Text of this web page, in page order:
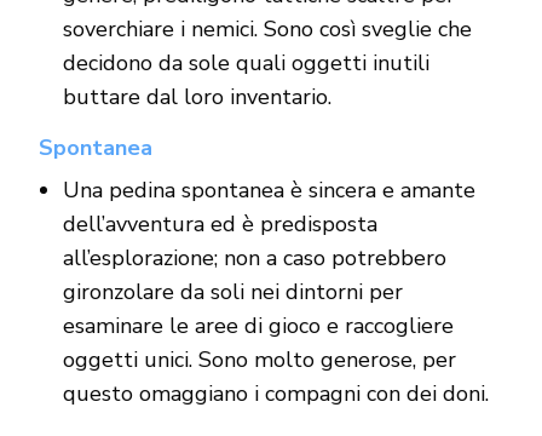
soverchiare i nemici. Sono così sveglie che
decidono da sole quali oggetti inutili
buttare dal loro inventario.
Spontanea
Una pedina spontanea è sincera e amante
dell’avventura ed è predisposta
all’esplorazione; non a caso potrebbero
gironzolare da soli nei dintorni per
esaminare le aree di gioco e raccogliere
oggetti unici. Sono molto generose, per
questo omaggiano i compagni con dei doni.